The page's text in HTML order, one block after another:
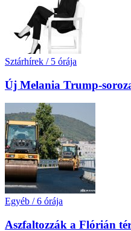
Sztárhírek / 5 órája
Új Melania Trump-
Egyéb / 6 órája
Aszfaltozzák a Flórián